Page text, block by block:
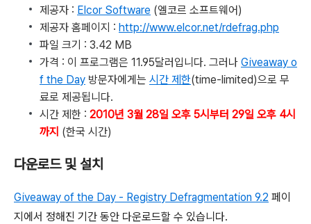
제공자 : Elcor Software (엘코르 소프트웨어)
제공자 홈페이지 : http://www.elcor.net/rdefrag.php
파일 크기 : 3.42 MB
가격 : 이 프로그램은 11.95달러입니다. 그러나 Giveaway o
f the Day 방문자에게는 시간 제한(time-limited)으로 무
료로 제공됩니다.
시간 제한 : 2010년 3월 28일 오후 5시부터 29일 오후 4시
까지 (한국 시간)
다운로드 및 설치
Giveaway of the Day - Registry Defragmentation 9.2 페이
지에서 정해진 기간 동안 다운로드할 수 있습니다.